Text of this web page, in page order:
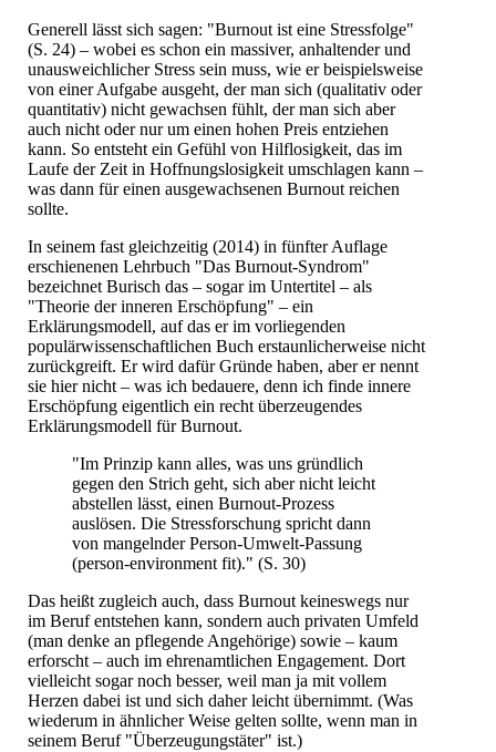
Generell lässt sich sagen: "Burnout ist eine Stressfolge"
(S. 24) – wobei es schon ein massiver, anhaltender und
unausweichlicher Stress sein muss, wie er beispielsweise
von einer Aufgabe ausgeht, der man sich (qualitativ oder
quantitativ) nicht gewachsen fühlt, der man sich aber
auch nicht oder nur um einen hohen Preis entziehen
kann. So entsteht ein Gefühl von Hilflosigkeit, das im
Laufe der Zeit in Hoffnungslosigkeit umschlagen kann –
was dann für einen ausgewachsenen Burnout reichen
sollte.
In seinem fast gleichzeitig (2014) in fünfter Auflage
erschienenen Lehrbuch "Das Burnout-Syndrom"
bezeichnet Burisch das – sogar im Untertitel – als
"Theorie der inneren Erschöpfung" – ein
Erklärungsmodell, auf das er im vorliegenden
populärwissenschaftlichen Buch erstaunlicherweise nicht
zurückgreift. Er wird dafür Gründe haben, aber er nennt
sie hier nicht – was ich bedauere, denn ich finde innere
Erschöpfung eigentlich ein recht überzeugendes
Erklärungsmodell für Burnout.
"Im Prinzip kann alles, was uns gründlich
gegen den Strich geht, sich aber nicht leicht
abstellen lässt, einen Burnout-Prozess
auslösen. Die Stressforschung spricht dann
von mangelnder Person-Umwelt-Passung
(person-environment fit)." (S. 30)
Das heißt zugleich auch, dass Burnout keineswegs nur
im Beruf entstehen kann, sondern auch privaten Umfeld
(man denke an pflegende Angehörige) sowie – kaum
erforscht – auch im ehrenamtlichen Engagement. Dort
vielleicht sogar noch besser, weil man ja mit vollem
Herzen dabei ist und sich daher leicht übernimmt. (Was
wiederum in ähnlicher Weise gelten sollte, wenn man in
seinem Beruf "Überzeugungstäter" ist.)